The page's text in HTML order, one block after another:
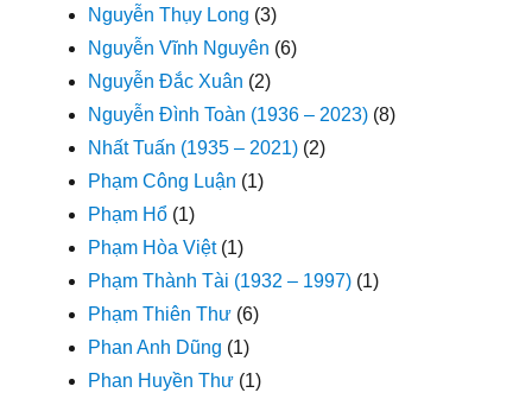
Nguyễn Thụy Long (3)
Nguyễn Vĩnh Nguyên (6)
Nguyễn Đắc Xuân (2)
Nguyễn Đình Toàn (1936 – 2023) (8)
Nhất Tuấn (1935 – 2021) (2)
Phạm Công Luận (1)
Phạm Hổ (1)
Phạm Hòa Việt(1)
Phạm Thành Tài (1932 – 1997) (1)
Phạm Thiên Thư (6)
Phan Anh Dũng (1)
Phan Huyền Thư (1)